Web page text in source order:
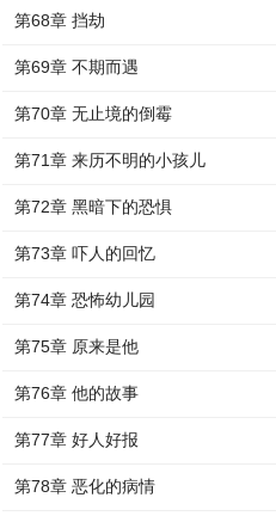
第68章 挡劫
第69章 不期而遇
第70章 无止境的倒霉
第71章 来历不明的小孩儿
第72章 黑暗下的恐惧
第73章 吓人的回忆
第74章 恐怖幼儿园
第75章 原来是他
第76章 他的故事
第77章 好人好报
第78章 恶化的病情